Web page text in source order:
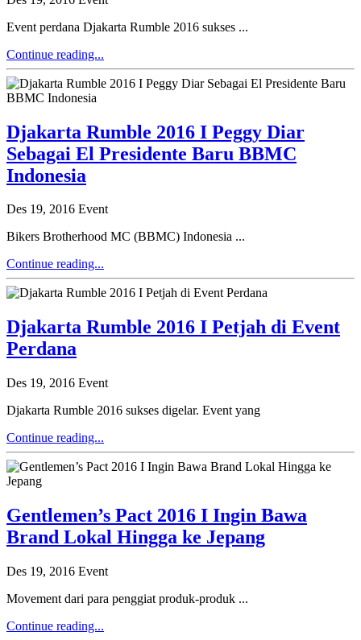
Event perdana Djakarta Rumble 2016 sukses ...
Continue reading...
Djakarta Rumble 2016 I Peggy Diar
Sebagai El Presidente Baru BBMC
Indonesia
Des 19, 2016 Event
Bikers Brotherhood MC (BBMC) Indonesia ...
Continue reading...
Djakarta Rumble 2016 I Petjah di Event
Perdana
Des 19, 2016 Event
Djakarta Rumble 2016 sukses digelar. Event yang
Continue reading...
Gentlemen’s Pact 2016 I Ingin Bawa
Brand Lokal Hingga ke Jepang
Des 19, 2016 Event
Movement dari para penggiat produk-produk ...
Continue reading...